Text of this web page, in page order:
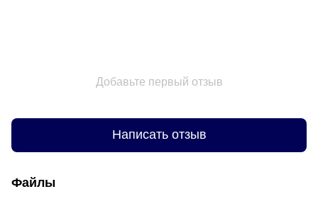
Добавьте первый отзыв
Написать отзыв
Файлы